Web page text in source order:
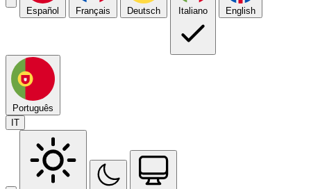
Español Français Deutsch Italiano English
Português
IT